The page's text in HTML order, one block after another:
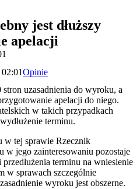
jest dłuższy
apelacji
Opinie
stron uzasadnienia do wyroku, a
apelacji do niego.
w takich przypadkach
terminu.
w tej sprawie Rzecznik
w jego zainteresowaniu pozostaje
terminu na wniesienie
w sprawach szczególnie
wyroku jest obszerne.